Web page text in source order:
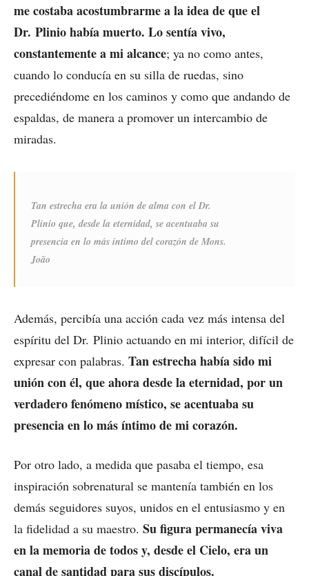
me costaba acostumbrarme a la idea de que el
Dr. Plinio había muerto. Lo sentía vivo,
constantemente a mi alcance; ya no como antes,
cuando lo conducía en su silla de ruedas, sino
precediéndome en los caminos y como que andando de
espaldas, de manera a promover un intercambio de
miradas.
Tan estrecha era la unión de alma con el Dr.
Plinio que, desde la eternidad, se acentuaba su
presencia en lo más íntimo del corazón de Mons.
João
Además, percibía una acción cada vez más intensa del
espíritu del Dr. Plinio actuando en mi interior, difícil de
expresar con palabras. Tan estrecha había sido mi
unión con él, que ahora desde la eternidad, por un
verdadero fenómeno místico, se acentuaba su
presencia en lo más íntimo de mi corazón.
Por otro lado, a medida que pasaba el tiempo, esa
inspiración sobrenatural se mantenía también en los
demás seguidores suyos, unidos en el entusiasmo y en
la fidelidad a su maestro. Su figura permanecía viva
en la memoria de todos y, desde el Cielo, era un
canal de santidad para sus discípulos.